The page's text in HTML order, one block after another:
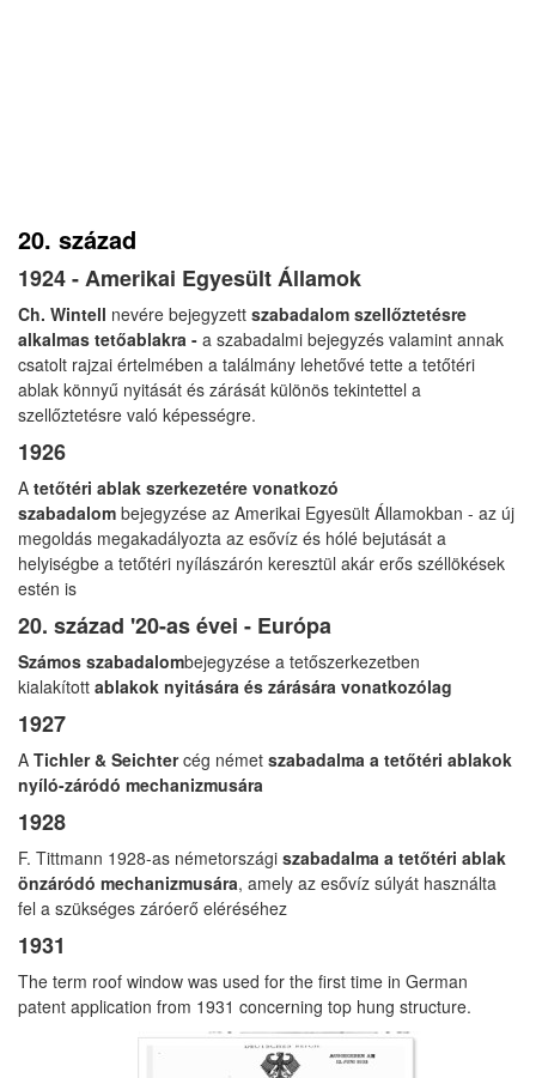
20. század
1924 - Amerikai Egyesült Államok
Ch. Wintell nevére bejegyzett szabadalom szellőztetésre
alkalmas tetőablakra - a szabadalmi bejegyzés valamint annak
csatolt rajzai értelmében a találmány lehetővé tette a tetőtéri
ablak könnyű nyitását és zárását különös tekintettel a
szellőztetésre való képességre.
1926
A tetőtéri ablak szerkezetére vonatkozó
szabadalom bejegyzése az Amerikai Egyesült Államokban - az új
megoldás megakadályozta az esővíz és hólé bejutását a
helyiségbe a tetőtéri nyílászárón keresztül akár erős széllökések
estén is
20. század '20-as évei - Európa
Számos szabadalombejegyzése a tetőszerkezetben
kialakított ablakok nyitására és zárására vonatkozólag
1927
A Tichler & Seichtercég német szabadalma a tetőtéri ablakok
nyíló-záródó mechanizmusára
1928
F. Tittmann 1928-as németországi szabadalma a tetőtéri ablak
önzáródó mechanizmusára, amely az esővíz súlyát használta
fel a szükséges záróerő eléréséhez
1931
The term roof window was used for the first time in German
patent application from 1931 concerning top hung structure.